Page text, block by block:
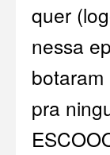
quer
nessa
pra